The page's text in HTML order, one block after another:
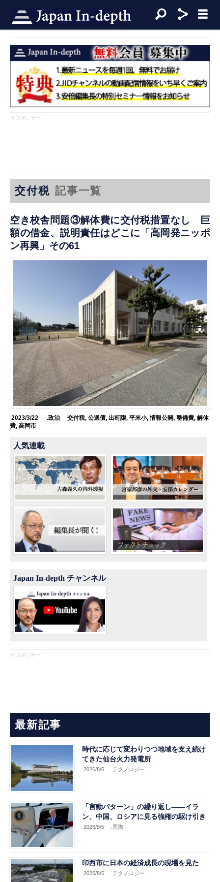
※ スポンサー
交付税 記事一覧
空き校舎問題③解体費に交付税措置なし 巨
額の借金、説明責任はどこに「高岡発ニッポ
ン再興」その61
2023/3/22 .政治 交付税, 公適債, 出町譲, 平米小,情報公開, 整備費, 解体
費,高岡市
人気連載
Japan In-depth チャンネル
※ スポンサー
最新記事
時代に応じて変わりつつ地域を支え続け
てきた仙台火力発電所
2026/8/5 .テクノロジー
「言動パターン」の繰り返し――イラ
ン、中国、ロシアに見る強権の駆け引き
2026/8/5 .国際
印西市に日本の経済成長の現場を見た
2026/8/5 .テクノロジー